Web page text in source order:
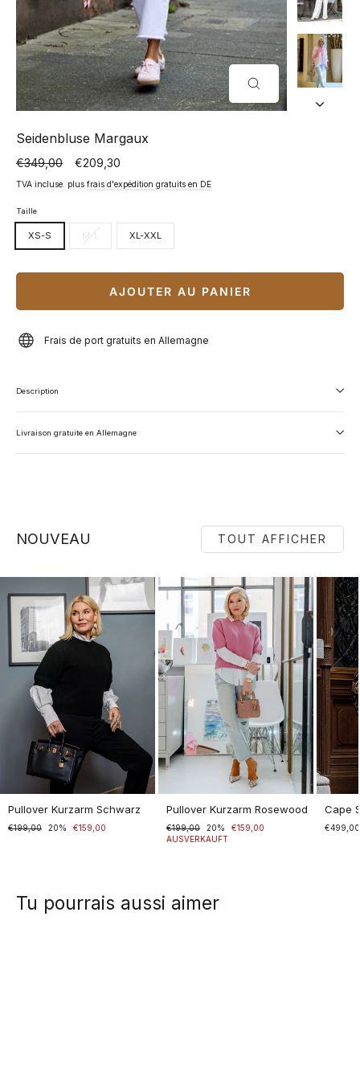
FERMER
(ESC)
Seidenbluse Margaux
Prix
normal
€349,00
Prix
spécial
€209,30
TVA incluse. plus frais d'expédition gratuits en DE
Taille
XS-S M-L XL-XXL
AJOUTER AU PANIER
Frais de port gratuits en Allemagne
Description
Livraison gratuite en Allemagne
NOUVEAU TOUT AFFICHER
Pullover Kurzarm Schwarz
Normaler
€199,00
Sonderpreis20% €159,00
Pullover Kurzarm Rosewood
Normaler
Preis
€199,00
Sonderpreis20%
€159,00
AUSVERKAUFT
Cape
€499,00
Tu pourrais aussi aimer